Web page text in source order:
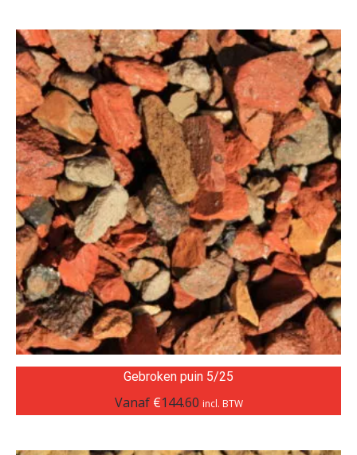
Gebroken puin 5/25
Vanaf €144.60 incl. BTW